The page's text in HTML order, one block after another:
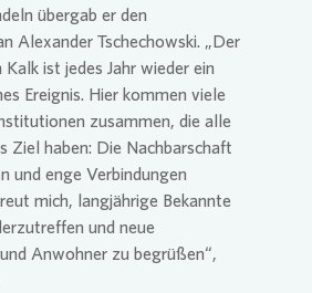
übergab er den
Alexander Tschechowski. „Der
ist jedes Jahr wieder ein
Ereignis. Hier kommen viele
zusammen, die alle
Ziel haben: Die Nachbarschaft
und enge Verbindungen
mich, langjährige Bekannte
und neue
Anwohner zu begrüßen“,